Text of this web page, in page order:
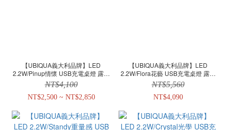
【UBIQUA義大利品牌】LED
2.2W/Pinup情懷 USB充電桌燈 露營
燈 可調光 防水 野餐燈 禮物精選
NT$4,100
NT$2,500 ~ NT$2,850
【UBIQUA義大利品牌】LED
2.2W/Flora花藝 USB充電桌燈 露營
燈 可調光 防水 野餐燈 禮物精選
NT$5,560
NT$4,090